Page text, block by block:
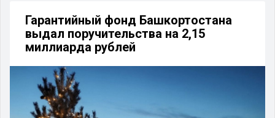
Гарантийный фонд Башкортостана
выдал поручительства на 2,15
миллиарда рублей